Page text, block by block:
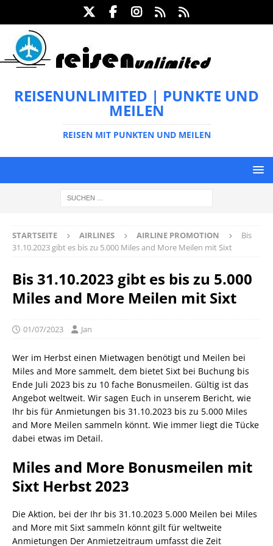
REISENUNLIMITED | PUNKTE UND
MEILEN
REISEN MIT PUNKTEN UND MEILEN
STARTSEITE AIRLINES AIRLINE PROMOTION
Bis
31.10.2023 gibt es bis zu 5.000 Miles and More Meilen mit Sixt
Bis 31.10.2023 gibt es bis zu 5.000
Miles and More Meilen mit Sixt
01/07/2023 Jan
Wer im Herbst einen Mietwagen benötigt und Meilen bei
Miles and More sammelt, dem bietet Sixt bei Buchung bis
Ende Juli 2023 bis zu 10 fache Bonusmeilen. Gültig ist das
Angebot weltweit. Wir sagen Euch in unserem Bericht, wie
Ihr bis für Anmietungen bis 31.10.2023 bis zu 5.000 Miles
and More Meilen sammeln könnt. Wie immer liegt die Tücke
dabei etwas im Detail.
Miles and More Bonusmeilen mit
Sixt Herbst 2023
Die Aktion, bei der Ihr bis 31.10.2023 5.000 Meilen bei Miles
and More mit Sixt sammeln könnt gilt für weltweite
Anmietungen Der Anmietzeitraum umfasst die Zeit